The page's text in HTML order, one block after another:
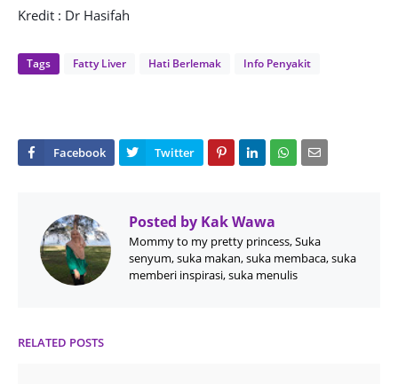
Kredit : Dr Hasifah
Tags Fatty Liver Hati Berlemak Info Penyakit
Posted by Kak Wawa
Mommy to my pretty princess, Suka
senyum, suka makan, suka membaca, suka
memberi inspirasi, suka menulis
RELATED POSTS